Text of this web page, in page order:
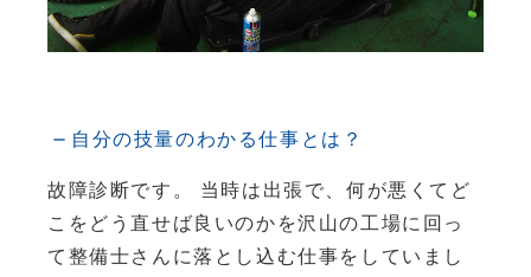
自分の技量のわかる仕事とは？
故障診断です。 当時は出張で、何が悪くてど
こをどう直せば良いのかを沢山の工場に回っ
て整備士さんに落とし込む仕事をしていまし